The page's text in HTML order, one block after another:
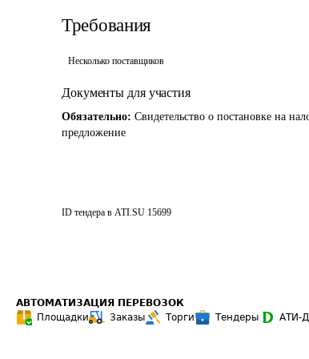
Требования
Несколько поставщиков
Документы для участия
Обязательно: Свидетельство о постановке на
предложение
ID тендера в ATI.SU 15699
АВТОМАТИЗАЦИЯ ПЕРЕВОЗОК
Площадки
Заказы Торги Тендеры АТИ-